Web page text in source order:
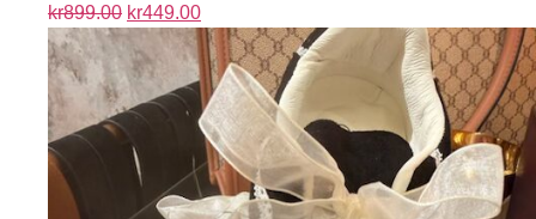
kr899.00 kr449.00